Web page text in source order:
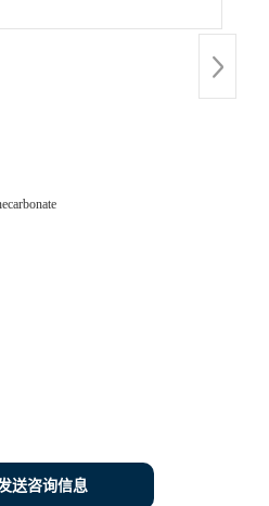
送咨询信息